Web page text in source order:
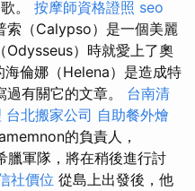
。 按摩師資格證照 seo
索（Calypso）是一個美麗
Odysseus）時就愛上了奧
倫娜（Helena）是造成特
有關它的文章。 台南清
台北搬家公司 自助餐外燴
的負責人，
軍隊，將在稍後進行討
社價位 從島上出發後，他